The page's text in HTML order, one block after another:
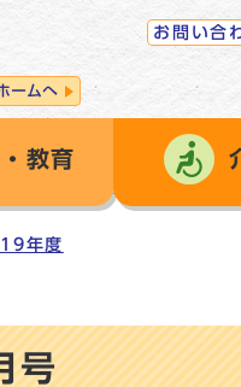
ームへ
お問い合
教育
年度
号